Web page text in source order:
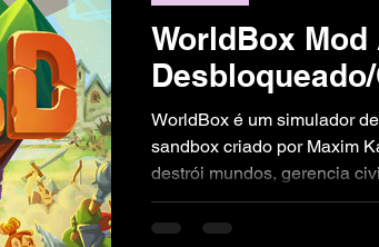
WorldBox
WorldBox é um simulador
sandbox criado por Maxim
destrói mundos, gerencia
divinos. A versão para
download em sistemas